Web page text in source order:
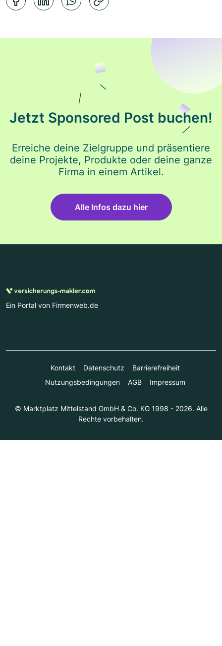
Jetzt Sponsored Post buchen!
Erreiche deine Zielgruppe und präsentiere
deine Projekte, Produkte oder deine ganze
Firma in einem Artikel.
Alle Infos dazu hier
Ein Portal von Firmenweb.de
Kontakt Datenschutz
Barrierefreiheit
Nutzungsbedingungen
AGB Impressum
© Marktplatz Mittelstand GmbH & Co. KG 1998 - 2026. Alle
Rechte vorbehalten.